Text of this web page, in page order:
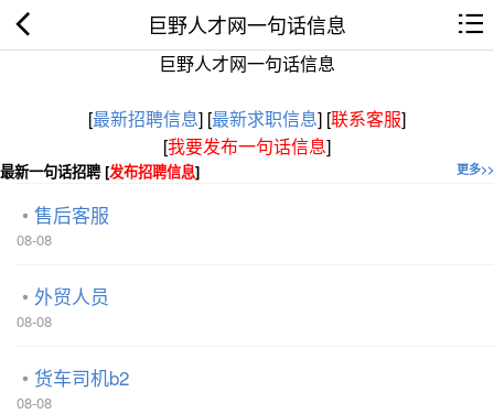
巨野人才网一句话信息
巨野人才网一句话信息
[最新招聘信息] [最新求职信息] [联系客服]
[我要发布一句话信息]
更多>>
最新一句话招聘 [发布招聘信息]
售后客服
08-08
外贸人员
08-08
货车司机b2
08-08